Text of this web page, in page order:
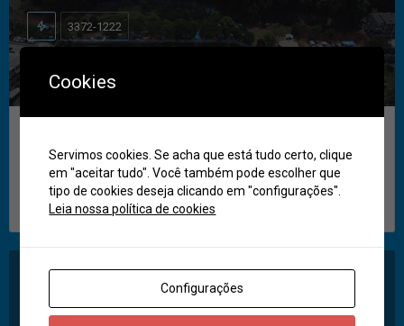
Termas de Marcelino Ramos
VENHA MERGULHAR NA FELICIDADE!
Termas de Marcelino Ramos
3372-1222
Cookies
Servimos cookies. Se acha que está tudo certo, clique
em "aceitar tudo". Você também pode escolher que
tipo de cookies deseja clicando em "configurações".
Leia nossa política de cookies
Configurações